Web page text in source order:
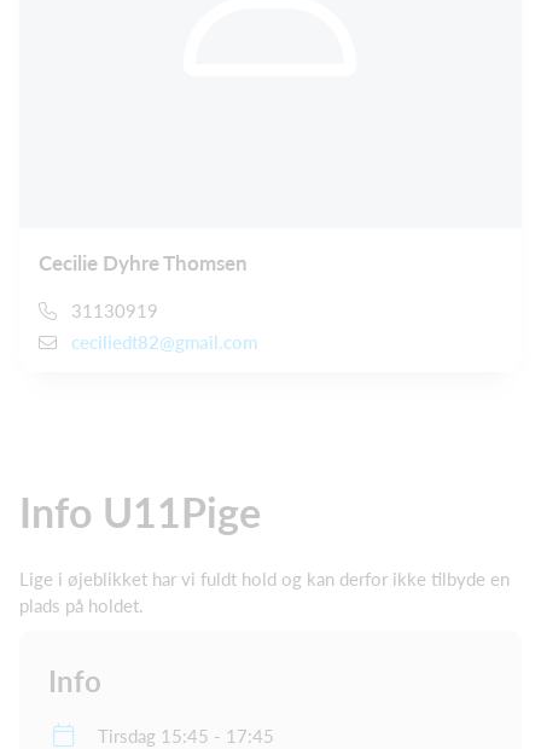
Cecilie Dyhre Thomsen
31130919
ceciliedt82@gmail.com
Info U11Pige
Lige i øjeblikket har vi fuldt hold og kan derfor ikke tilbyde en
plads på holdet.
Info
Tirsdag 15:45 - 17:45